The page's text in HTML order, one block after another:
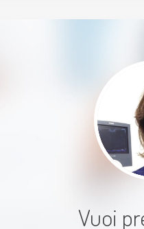
È
attenzione al
Vuoi